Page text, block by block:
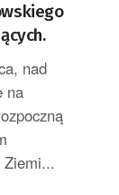
nad
na
Ziemi...